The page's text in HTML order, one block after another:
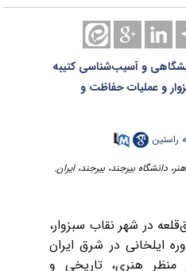
و آسیب‌شناسی کتیبه
و عملیات حفاظت و
‌دانشگاه ‌بیرجند، ‌بیرجند، ایران‌.‌
در شهر نقاب سبزوار،
ایلخانی در شرق ایران
هنری، تاریخی و